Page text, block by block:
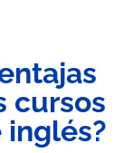
cursos
inglés?